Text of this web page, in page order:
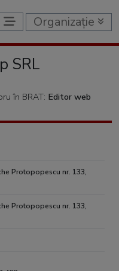
Organizație
SRL
în BRAT: Editor web
Protopopescu nr. 133,
Protopopescu nr. 133,